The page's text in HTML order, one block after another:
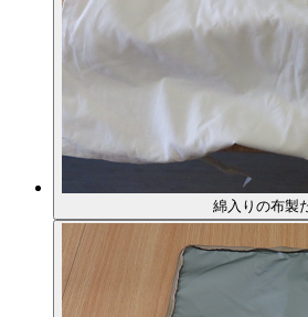
綿入りの布製